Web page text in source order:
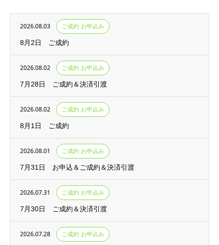
2026.08.03 ご成約 お申込み
8月2日 ご成約
2026.08.02 ご成約 お申込み
7月28日 ご成約＆決済引渡
2026.08.02 ご成約 お申込み
8月1日 ご成約
2026.08.01 ご成約 お申込み
7月31日 お申込＆ご成約＆決済引渡
2026.07.31 ご成約 お申込み
7月30日 ご成約＆決済引渡
2026.07.28 ご成約 お申込み